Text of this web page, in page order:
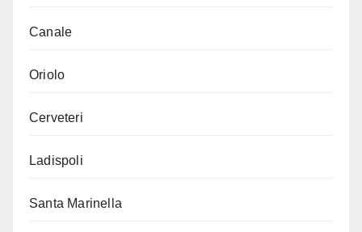
Canale
Oriolo
Cerveteri
Ladispoli
Santa Marinella